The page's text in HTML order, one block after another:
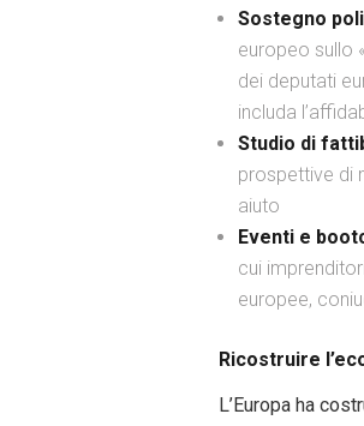
Sostegno
europeo sullo
dei deputati
includa
Studio di
prospettive di
aiuto
Eventi e
cui
europee,
Ricostruire
L’Europa ha